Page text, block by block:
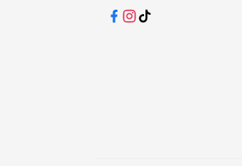
Facebook
Instagram
TikTok